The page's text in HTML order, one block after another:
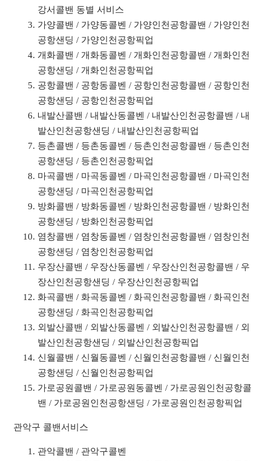
강서콜밴 동별 서비스
가양콜밴 / 가양동콜벤 / 가양인천공항콜밴 / 가양인천
공항샌딩 / 가양인천공항픽업
개화콜밴 / 개화동콜벤 / 개화인천공항콜밴 / 개화인천
공항샌딩 / 개화인천공항픽업
공항콜밴 / 공항동콜벤 / 공항인천공항콜밴 / 공항인천
공항샌딩 / 공항인천공항픽업
내발산콜밴 / 내발산동콜벤 / 내발산인천공항콜밴 / 내
발산인천공항샌딩 / 내발산인천공항픽업
등촌콜밴 / 등촌동콜벤 / 등촌인천공항콜밴 / 등촌인천
공항샌딩 / 등촌인천공항픽업
마곡콜밴 / 마곡동콜벤 / 마곡인천공항콜밴 / 마곡인천
공항샌딩 / 마곡인천공항픽업
방화콜밴 / 방화동콜벤 / 방화인천공항콜밴 / 방화인천
공항샌딩 / 방화인천공항픽업
염창콜밴 / 염창동콜벤 / 염창인천공항콜밴 / 염창인천
공항샌딩 / 염창인천공항픽업
우장산콜밴 / 우장산동콜벤 / 우장산인천공항콜밴 / 우
장산인천공항샌딩 / 우장산인천공항픽업
화곡콜밴 / 화곡동콜벤 / 화곡인천공항콜밴 / 화곡인천
공항샌딩 / 화곡인천공항픽업
외발산콜밴 / 외발산동콜벤 / 외발산인천공항콜밴 / 외
발산인천공항샌딩 / 외발산인천공항픽업
신월콜밴 / 신월동콜벤 / 신월인천공항콜밴 / 신월인천
공항샌딩 / 신월인천공항픽업
가로공원콜밴 / 가로공원동콜벤 / 가로공원인천공항콜
밴 / 가로공원인천공항샌딩 / 가로공원인천공항픽업
관악구 콜밴서비스
관악콜밴 / 관악구콜벤